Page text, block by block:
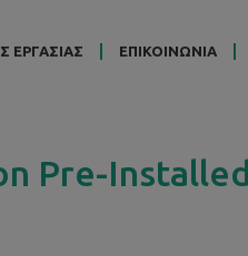
ΕΡΓΑΣΙΑΣ ΕΠΙΚΟΙΝΩΝΙΑ
Pre-Installed